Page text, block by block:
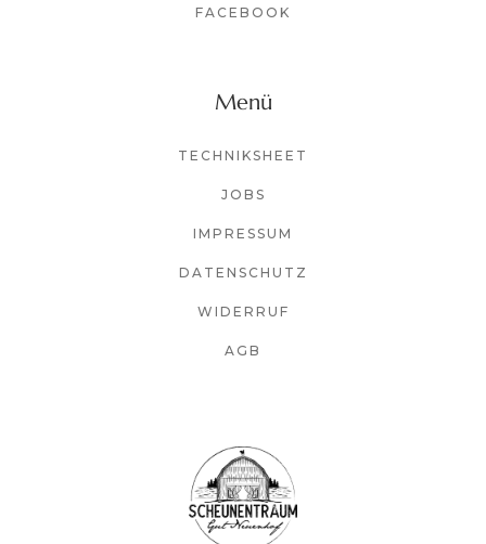
FACEBOOK
Menü
TECHNIKSHEET
JOBS
IMPRESSUM
DATENSCHUTZ
WIDERRUF
AGB